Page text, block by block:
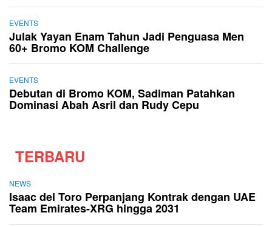
EVENTS
Julak Yayan Enam Tahun Jadi Penguasa Men
60+ Bromo KOM Challenge
EVENTS
Debutan di Bromo KOM, Sadiman Patahkan
Dominasi Abah Asril dan Rudy Cepu
TERBARU
NEWS
Isaac del Toro Perpanjang Kontrak dengan UAE
Team Emirates-XRG hingga 2031